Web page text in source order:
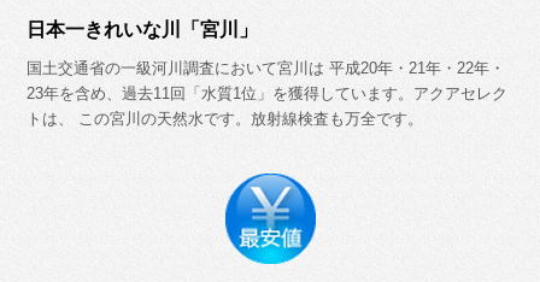
日本一きれいな川「宮川」
国土交通省の一級河川調査において宮川は 平成20年・21年・22年・
23年を含め、過去11回「水質1位」を獲得しています。アクアセレク
トは、 この宮川の天然水です。放射線検査も万全です。